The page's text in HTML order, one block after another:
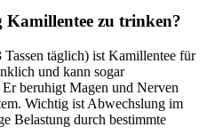
Kamillentee zu trinken?
täglich) ist Kamillentee für
und kann sogar
beruhigt Magen und Nerven
Wichtig ist Abwechslung im
Belastung durch bestimmte